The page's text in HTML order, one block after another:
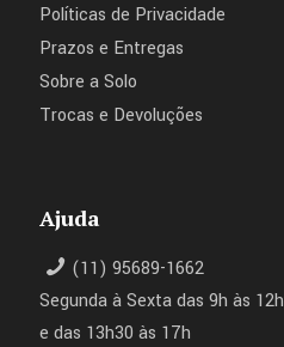
Políticas de Privacidade
Prazos e Entregas
Sobre a Solo
Trocas e Devoluções
Ajuda
(11) 95689-1662
Segunda à Sexta das 9h às 12h
e das 13h30 às 17h